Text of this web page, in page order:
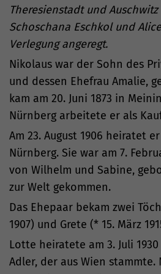
Theresienstadt und
Schoschana Eschkol und
Verlegung angeregt.
Nikolaus war der Sohn des
und dessen Ehefrau Amalie,
kam am 20. Juni 1873 in
Nürnberg arbeitete er als
Am 23. August 1906 heiratet
Nürnberg. Sie war am 7.
von Wilhelm und Sabine,
zur Welt gekommen.
Das Ehepaar bekam zwei
1907) und Grete (* 15. März
Lotte heiratete am 3. Juli
Adler, der aus Wien stammte.